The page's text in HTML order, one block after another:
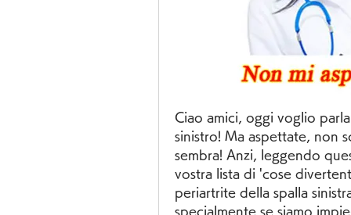
Ciao amici, oggi voglio
sinistro! Ma aspettate, non
sembra! Anzi, leggendo
vostra lista di 'cose
periartrite della spalla
specialmente se siamo